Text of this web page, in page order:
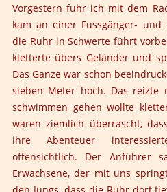
Vorgestern fuhr ich mit dem
kam an einer Fussgänger- und
die Ruhr in Schwerte führt
kletterte übers Geländer und
Das Ganze war schon
sieben Meter hoch. Das reizte
schwimmen gehen wollte
waren ziemlich überrascht,
ihre Abenteuer
offensichtlich. Der Anführer
Erwachsene, der mit uns